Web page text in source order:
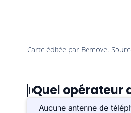
Quel opérateur
Aucune antenne de